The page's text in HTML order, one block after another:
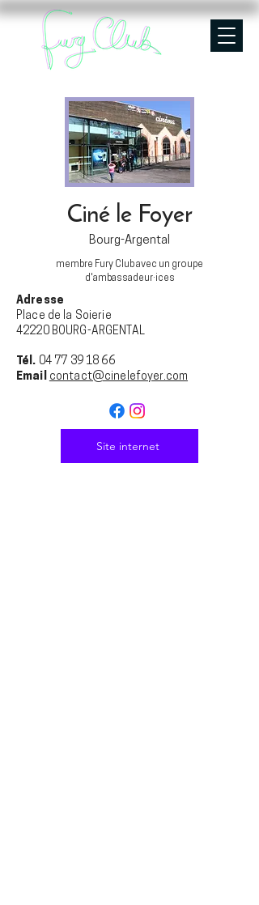
Ciné le Foyer
Bourg-Argental
membre Fury Club avec un groupe
d'ambassadeur·ices
Adresse
Place de la Soierie
42220 BOURG-ARGENTAL
Tél. 04 77 39 18 66
Email contact@cinelefoyer.com
Site internet